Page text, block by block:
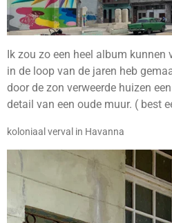
Ik zou zo een heel album
in de loop van de jaren heb
door de zon verweerde huizen
detail van een oude muur. ( best
koloniaal verval in Havanna